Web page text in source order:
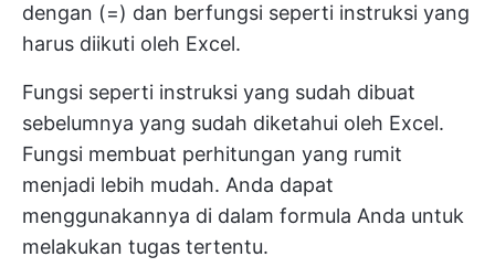
dengan (=) dan berfungsi seperti instruksi yang
harus diikuti oleh Excel.
Fungsi seperti instruksi yang sudah dibuat
sebelumnya yang sudah diketahui oleh Excel.
Fungsi membuat perhitungan yang rumit
menjadi lebih mudah. Anda dapat
menggunakannya di dalam formula Anda untuk
melakukan tugas tertentu.